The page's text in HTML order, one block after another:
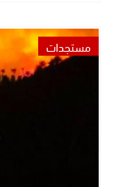
مستجدات